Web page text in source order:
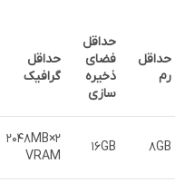
حداقل
رم
حداقل
فضای
ذخیره
سازی
حداقل
گرافیک
8GB
16GB
2×2048MB
VRAM